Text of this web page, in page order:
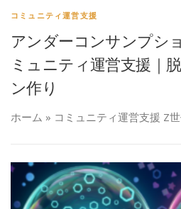
コミュニティ運営支援
アンダーコンサンプシ
ミュニティ運営支援｜
ン作り
ホーム » コミュニティ運営支援 Z